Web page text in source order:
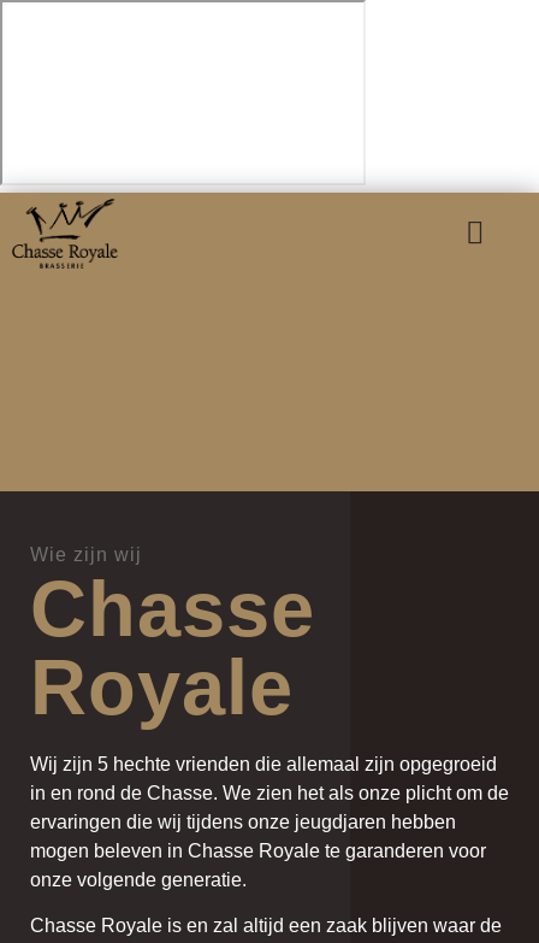
About us
Wie zijn wij
Chasse
Royale
Wij zijn 5 hechte vrienden die allemaal zijn opgegroeid
in en rond de Chasse. We zien het als onze plicht om de
ervaringen die wij tijdens onze jeugdjaren hebben
mogen beleven in Chasse Royale te garanderen voor
onze volgende generatie.
Chasse Royale is en zal altijd een zaak blijven waar de